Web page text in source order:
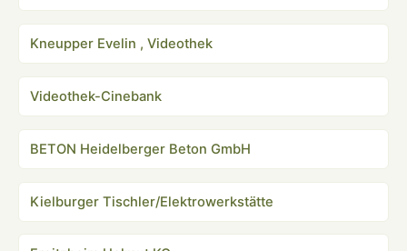
Kneupper Evelin , Videothek
Videothek-Cinebank
BETON Heidelberger Beton GmbH
Kielburger Tischler/Elektrowerkstätte